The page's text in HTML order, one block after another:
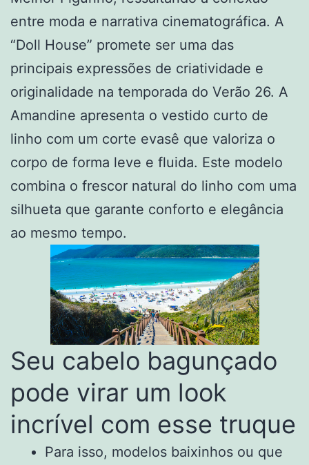
entre moda e narrativa cinematográfica. A
“Doll House” promete ser uma das
principais expressões de criatividade e
originalidade na temporada do Verão 26. A
Amandine apresenta o vestido curto de
linho com um corte evasê que valoriza o
corpo de forma leve e fluida. Este modelo
combina o frescor natural do linho com uma
silhueta que garante conforto e elegância
ao mesmo tempo.
Seu cabelo bagunçado
pode virar um look
incrível com esse truque
Para isso, modelos baixinhos ou que